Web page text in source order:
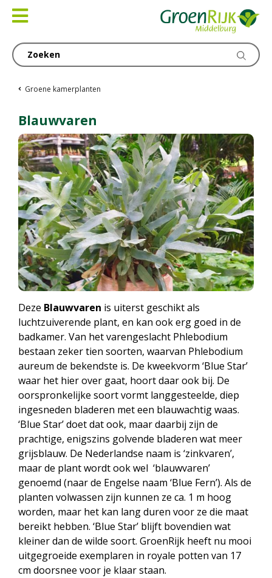
naar
Groene kamerplanten
Blauwvaren
Deze Blauwvaren is uiterst geschikt als
luchtzuiverende plant, en kan ook erg goed in de
badkamer. Van het varengeslacht Phlebodium
bestaan zeker tien soorten, waarvan Phlebodium
aureum de bekendste is. De kweekvorm ‘Blue Star’
waar het hier over gaat, hoort daar ook bij. De
oorspronkelijke soort vormt langgesteelde, diep
ingesneden bladeren met een blauwachtig waas.
‘Blue Star’ doet dat ook, maar daarbij zijn de
prachtige, enigszins golvende bladeren wat meer
grijsblauw. De Nederlandse naam is ‘zinkvaren’,
maar de plant wordt ook wel ‘blauwvaren’
genoemd (naar de Engelse naam ‘Blue Fern’). Als de
planten volwassen zijn kunnen ze ca. 1 m hoog
worden, maar het kan lang duren voor ze die maat
bereikt hebben. ‘Blue Star’ blijft bovendien wat
kleiner dan de wilde soort. GroenRijk heeft nu mooi
uitgegroeide exemplaren in royale potten van 17
cm doorsnee voor je klaar staan.